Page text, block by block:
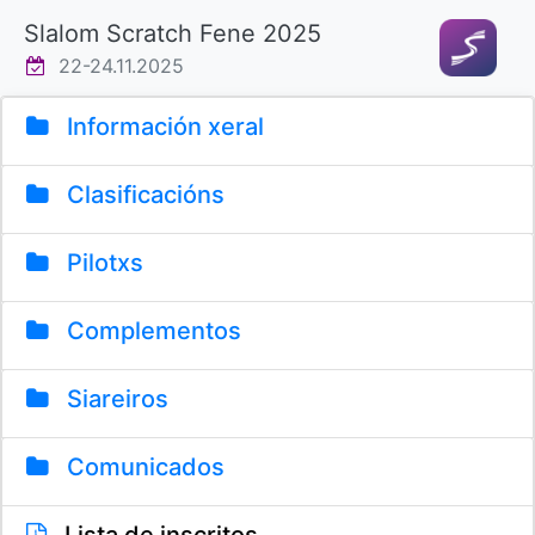
Slalom Scratch Fene 2025
22-24.11.2025
Información xeral
Clasificacións
Pilotxs
Complementos
Siareiros
Comunicados